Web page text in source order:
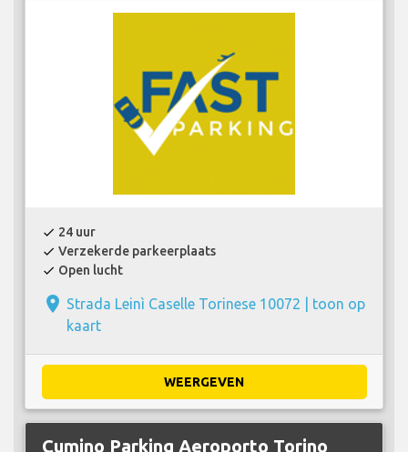
check 24 uur
check Verzekerde parkeerplaats
check Open lucht
place Strada Leinì Caselle Torinese 10072 | toon op
kaart
WEERGEVEN
Cumino Parking Aeroporto Torino